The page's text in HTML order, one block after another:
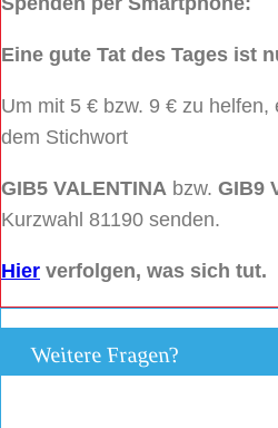
Eine gute Tat des Tages ist
Um mit 5 € bzw. 9 € zu
dem Stichwort
GIB5 VALENTINA bzw. GIB9
Kurzwahl 81190 senden.
Hier verfolgen, was sich tut.
Weitere Fragen?